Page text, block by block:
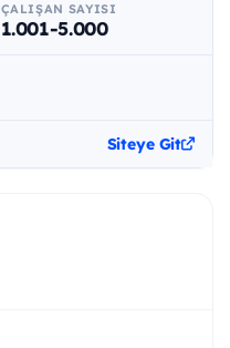
ÇALIŞAN SAYISI
1.001-5.000
Siteye Git